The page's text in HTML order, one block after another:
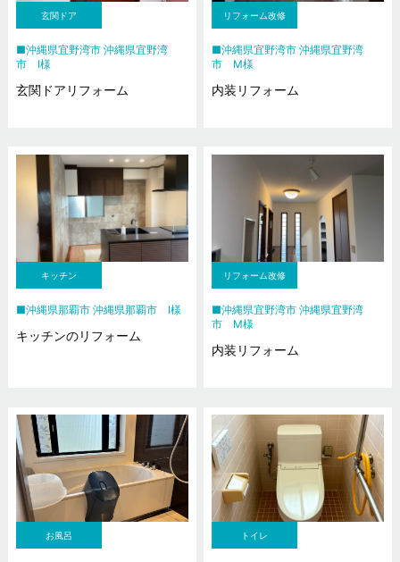
玄関ドア
沖縄県宜野湾市 沖縄県宜野湾
市 I様
玄関ドアリフォーム
リフォーム改修
沖縄県宜野湾市 沖縄県宜野湾
市 M様
内装リフォーム
キッチン
沖縄県那覇市 沖縄県那覇市 I様
キッチンのリフォーム
リフォーム改修
沖縄県宜野湾市 沖縄県宜野湾
市 M様
内装リフォーム
お風呂 トイレ